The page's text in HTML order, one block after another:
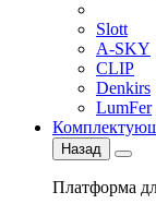
Slott
A-SKY
CLIP
Denkirs
LumFer
Назад
Платформа